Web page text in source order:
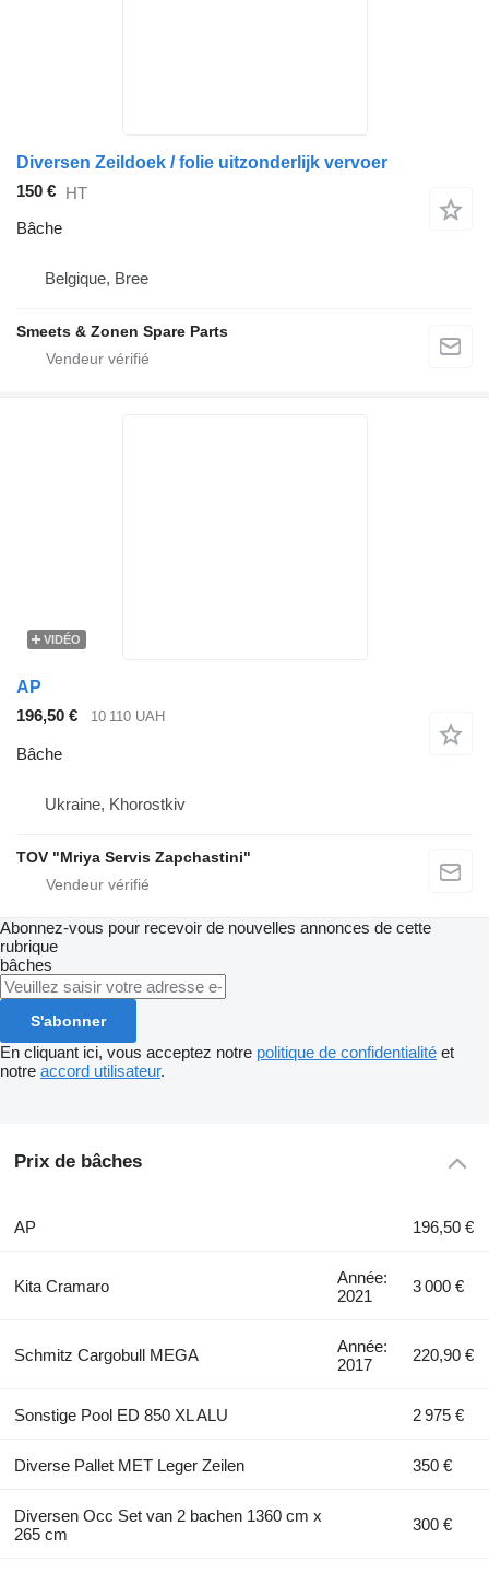
Diversen Zeildoek / folie uitzonderlijk vervoer
150 € HT
Bâche
Belgique, Bree
Smeets & Zonen Spare Parts
VIDÉO
AP
196,50 €
10 110 UAH
Bâche
Ukraine, Khorostkiv
TOV "Mriya Servis Zapchastini"
Abonnez-vous pour recevoir de nouvelles annonces de cette
rubrique
bâches
S'abonner
En cliquant ici, vous acceptez notre politique de confidentialité et
notre accord utilisateur.
Prix de bâches
AP 196,50 €
Kita Cramaro
Année:
2021
3 000 €
Schmitz Cargobull MEGA
Année:
2017
220,90 €
Sonstige Pool ED 850 XL ALU 2 975 €
Diverse Pallet MET Leger Zeilen 350 €
Diversen Occ Set van 2 bachen 1360 cm x
265 cm
300 €